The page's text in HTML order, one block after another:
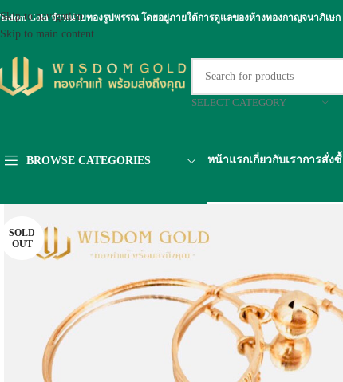
Skip to navigation
Skip to main content
Gold จำหน่ายทองรูปพรรณ โดยอยู่ภายใต้การดูแลของห้างทองกาญจนาภิเษก
SELECT CATEGORY
BROWSE CATEGORIES หน้าแรกเกี่ยวกับเราการสั่ง
SOLD
OUT